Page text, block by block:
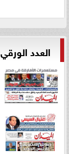
العدد الورقي